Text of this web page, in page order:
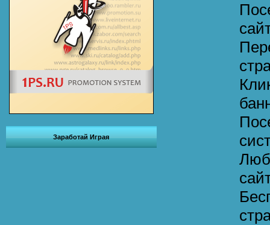
Заработай Играя